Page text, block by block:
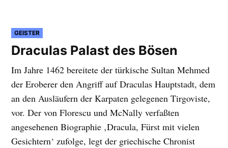
VERÖFFENTLICHT
IN
GEISTER
Draculas Palast des Bösen
Im Jahre 1462 bereitete der türkische Sultan Mehmed
der Eroberer den Angriff auf Draculas Hauptstadt, dem
an den Ausläufern der Karpaten gelegenen Tirgoviste,
vor. Der von Florescu und McNally verfaßten
angesehenen Biographie ‚Dracula, Fürst mit vielen
Gesichtern‘ zufolge, legt der griechische Chronist